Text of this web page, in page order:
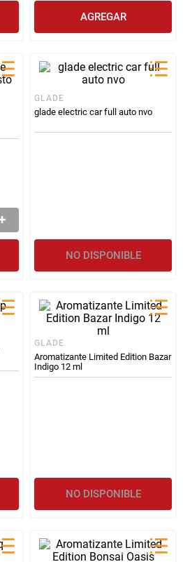
AGREGAR
GLADE
glade electric car full auto nvo
NO DISPONIBLE
GLADE
Aromatizante Limited Edition Bazar
Indigo 12 ml
NO DISPONIBLE